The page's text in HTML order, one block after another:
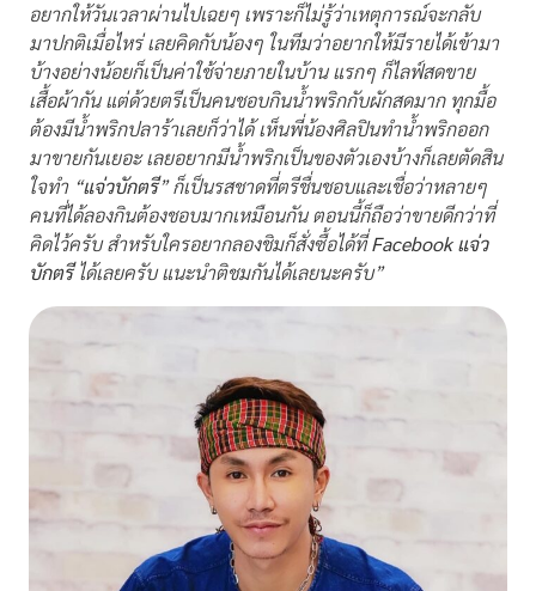
อยากให้วันเวลาผ่านไปเฉยๆ เพราะก็ไม่รู้ว่าเหตุการณ์จะกลับ
มาปกติเมื่อไหร่ เลยคิดกับน้องๆ ในทีมว่าอยากให้มีรายได้เข้ามา
บ้างอย่างน้อยก็เป็นค่าใช้จ่ายภายในบ้าน แรกๆ ก็ไลฟ์สดขาย
เสื้อผ้ากัน แต่ด้วยตรีเป็นคนชอบกินน้ำพริกกับผักสดมาก ทุกมื้อ
ต้องมีน้ำพริกปลาร้าเลยก็ว่าได้ เห็นพี่น้องศิลปินทำน้ำพริกออก
มาขายกันเยอะ เลยอยากมีน้ำพริกเป็นของตัวเองบ้างก็เลยตัดสิน
ใจทำ “แจ่วบักตรี” ก็เป็นรสชาดที่ตรีชื่นชอบและเชื่อว่าหลายๆ
คนที่ได้ลองกินต้องชอบมากเหมือนกัน ตอนนี้ก็ถือว่าขายดีกว่าที่
คิดไว้ครับ สำหรับใครอยากลองชิมก็สั่งซื้อได้ที่Facebookแจ่ว
บักตรีได้เลยครับ แนะนำติชมกันได้เลยนะครับ”